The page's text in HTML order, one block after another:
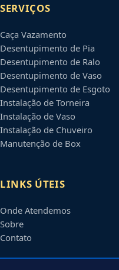
SERVIÇOS
Caça Vazamento
Desentupimento de Pia
Desentupimento de Ralo
Desentupimento de Vaso
Desentupimento de Esgoto
Instalação de Torneira
Instalação de Vaso
Instalação de Chuveiro
Manutenção de Box
LINKS ÚTEIS
Onde Atendemos
Sobre
Contato